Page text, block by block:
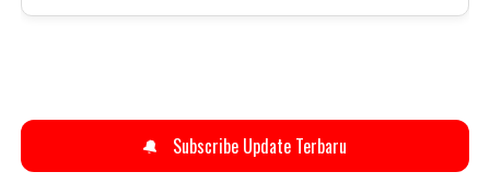
🔔 Subscribe Update Terbaru